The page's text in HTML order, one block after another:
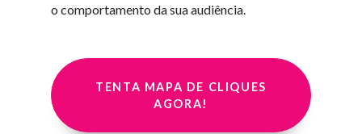
o comportamento da sua audiência.
TENTA MAPA DE CLIQUES
AGORA!